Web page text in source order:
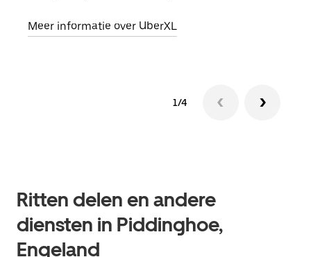
Meer informatie over UberXL
1/4
Ritten delen en andere
diensten in Piddinghoe,
Engeland